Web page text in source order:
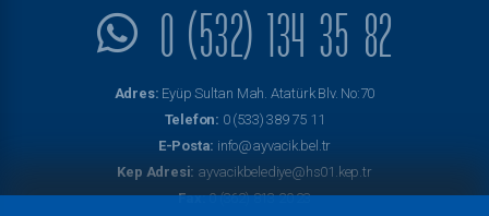
0 (532) 134 35 82
Adres: Eyüp Sultan Mah. Atatürk Blv. No:70
Telefon: 0 (533) 389 75 11
E-Posta: info@ayvacik.bel.tr
Kep Adresi: ayvacikbelediye@hs01.kep.tr
Fax:0 (362) 813 20 23